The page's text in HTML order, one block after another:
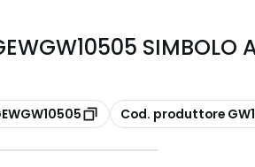
SIMBOLO
copia
Cod. produttore